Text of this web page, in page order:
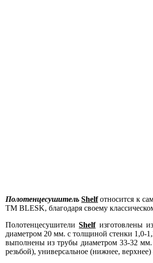
ПолотенцесушительShelfотносится к
ТМ BLESK, благодаря своему
ПолотенцесушителиShelfизготовлены
диаметром 20 мм. с толщиной стенки 1,0-
выполнены из трубы диаметром 33-32
резьбой), универсальное (нижнее, верхнее)